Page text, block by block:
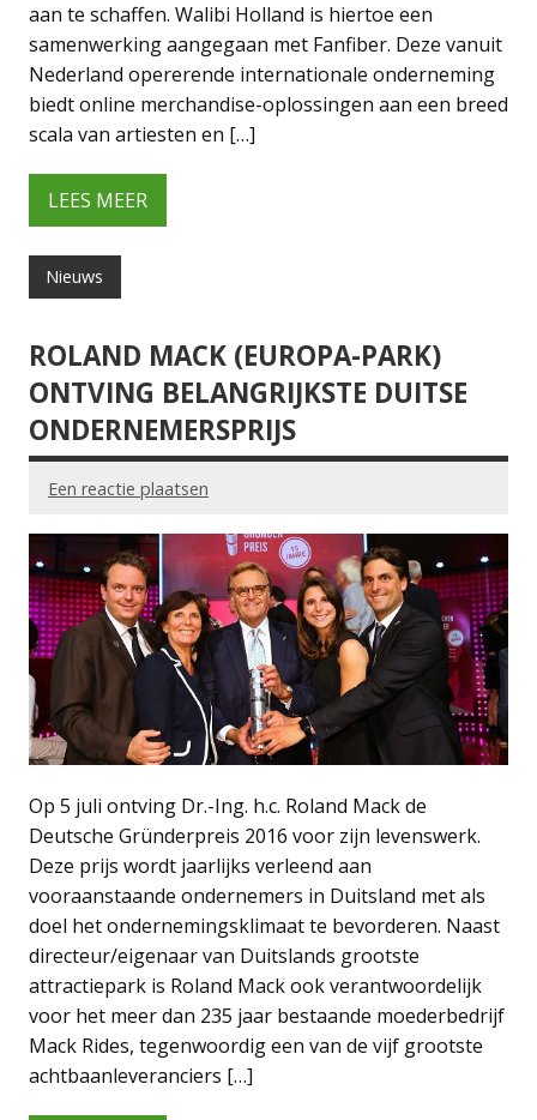
aan te schaffen. Walibi Holland is hiertoe een
samenwerking aangegaan met Fanfiber. Deze vanuit
Nederland opererende internationale onderneming
biedt online merchandise-oplossingen aan een breed
scala van artiesten en […]
LEES MEER
Nieuws
ROLAND MACK (EUROPA-PARK)
ONTVING BELANGRIJKSTE DUITSE
ONDERNEMERSPRIJS
Een reactie plaatsen
Op 5 juli ontving Dr.-Ing. h.c. Roland Mack de
Deutsche Gründerpreis 2016 voor zijn levenswerk.
Deze prijs wordt jaarlijks verleend aan
vooraanstaande ondernemers in Duitsland met als
doel het ondernemingsklimaat te bevorderen. Naast
directeur/eigenaar van Duitslands grootste
attractiepark is Roland Mack ook verantwoordelijk
voor het meer dan 235 jaar bestaande moederbedrijf
Mack Rides, tegenwoordig een van de vijf grootste
achtbaanleveranciers […]